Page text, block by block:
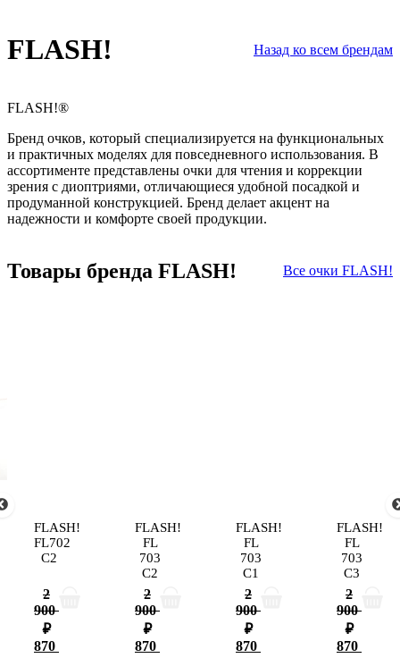
FLASH! Назад ко всем брендам
FLASH!®
Бренд очков, который специализируется на функциональных
и практичных моделях для повседневного использования. В
ассортименте представлены очки для чтения и коррекции
зрения с диоптриями, отличающиеся удобной посадкой и
продуманной конструкцией. Бренд делает акцент на
надежности и комфорте своей продукции.
Товары бренда FLASH! Все очки FLASH!
FLASH!
FL702
C2
2
900
₽
870
FLASH!
FL
703
C2
2
900
₽
870
FLASH!
FL
703
С1
2
900
₽
870
FLASH!
FL
703
С3
2
900
₽
870